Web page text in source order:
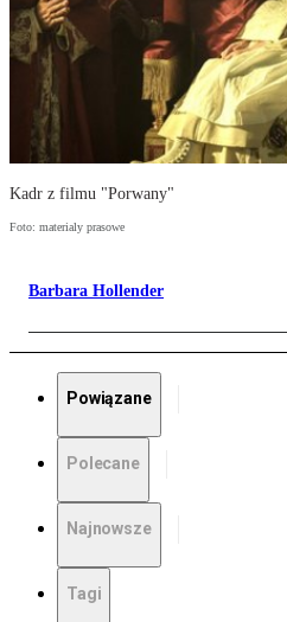
Kadr z filmu "Porwany"
Foto: materialy prasowe
Barbara Hollender
Powiązane
Polecane
Najnowsze
Tagi